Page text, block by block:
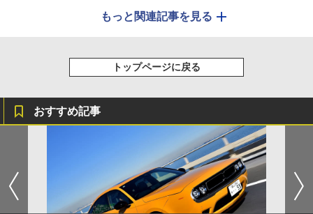
もっと関連記事を見る
トップページに戻る
おすすめ記事